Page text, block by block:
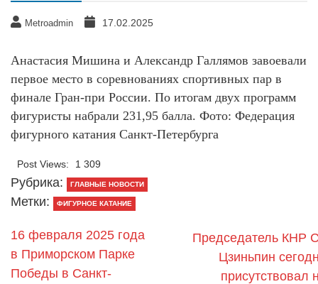
Metroadmin 17.02.2025
Анастасия Мишина и Александр Галлямов завоевали
первое место в соревнованиях спортивных пар в
финале Гран-при России. По итогам двух программ
фигуристы набрали 231,95 балла. Фото: Федерация
фигурного катания Санкт-Петербурга
Post Views: 1 309
Рубрика: ГЛАВНЫЕ НОВОСТИ
Метки: ФИГУРНОЕ КАТАНИЕ
16 февраля 2025 года
в Приморском Парке
Победы в Санкт-
Председатель КНР
Цзиньпин
присутствовал